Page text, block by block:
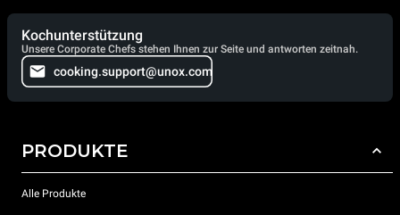
Kochunterstützung
Unsere Corporate Chefs stehen Ihnen zur Seite und antworten zeitnah.
cooking.support@unox.com
PRODUKTE
Alle Produkte